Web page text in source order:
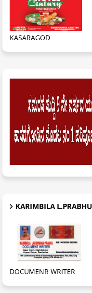
KASARAGOD
KARIMBILA L.PRABHU
DOCUMENR WRITER